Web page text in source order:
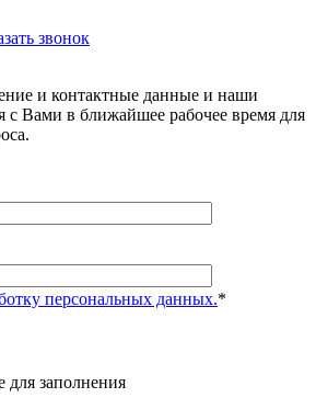
звонок
и контактные данные и наши
с Вами в ближайшее рабочее время для
персональных данных.*
для заполнения